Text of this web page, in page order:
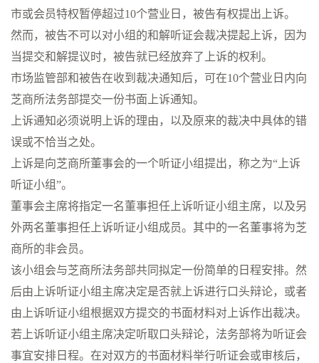
市或会员特权暂停超过10个营业日，被告有权提出上诉。
然而，被告不可以对小组的和解听证会裁决提起上诉，因为
当提交和解提议时，被告就已经放弃了上诉的权利。
市场监管部和被告在收到裁决通知后，可在10个营业日内向
芝商所法务部提交一份书面上诉通知。
上诉通知必须说明上诉的理由，以及原来的裁决中具体的错
误或不恰当之处。
上诉是向芝商所董事会的一个听证小组提出，称之为“上诉
听证小组”。
董事会主席将指定一名董事担任上诉听证小组主席，以及另
外两名董事担任上诉听证小组成员。其中的一名董事将为芝
商所的非会员。
该小组会与芝商所法务部共同拟定一份简单的日程安排。然
后由上诉听证小组主席决定是否就上诉进行口头辩论，或者
由上诉听证小组根据双方提交的书面材料对上诉作出裁决。
若上诉听证小组主席决定听取口头辩论，法务部将为听证会
事宜安排日程。在对双方的书面材料举行听证会或审核后，